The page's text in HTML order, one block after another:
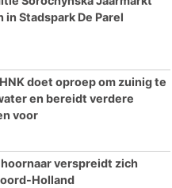
in Stadspark De Parel
doet oproep om zuinig te
en bereidt verdere
voor
verspreidt zich
Holland